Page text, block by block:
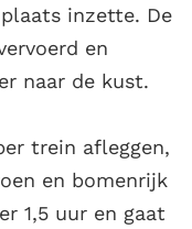
inzette. De
en
naar de kust.
trein afleggen,
en bomenrijk
1,5 uur en gaat